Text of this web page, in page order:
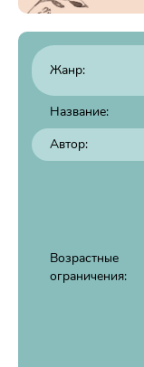
Жанр:
Название:
Автор:
Возрастные
ограничения: